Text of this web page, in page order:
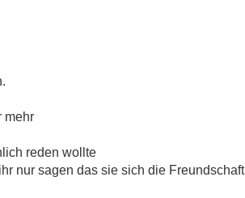
mehr
reden wollte
nur sagen das sie sich die Freundschaft